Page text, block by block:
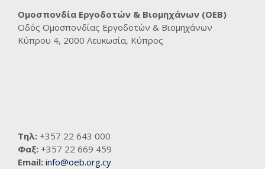
Ομοσπονδία Εργοδοτών & Βιομηχάνων (ΟΕΒ)
Οδός Ομοσπονδίας Εργοδοτών & Βιομηχάνων
Κύπρου 4, 2000 Λευκωσία, Κύπρος
Τηλ: +357 22 643 000
Φαξ: +357 22 669 459
Email: info@oeb.org.cy